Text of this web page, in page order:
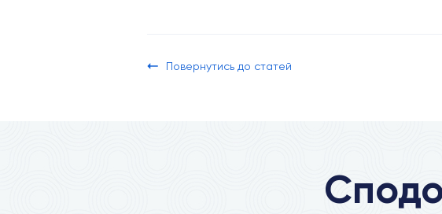
Повернутись до статей